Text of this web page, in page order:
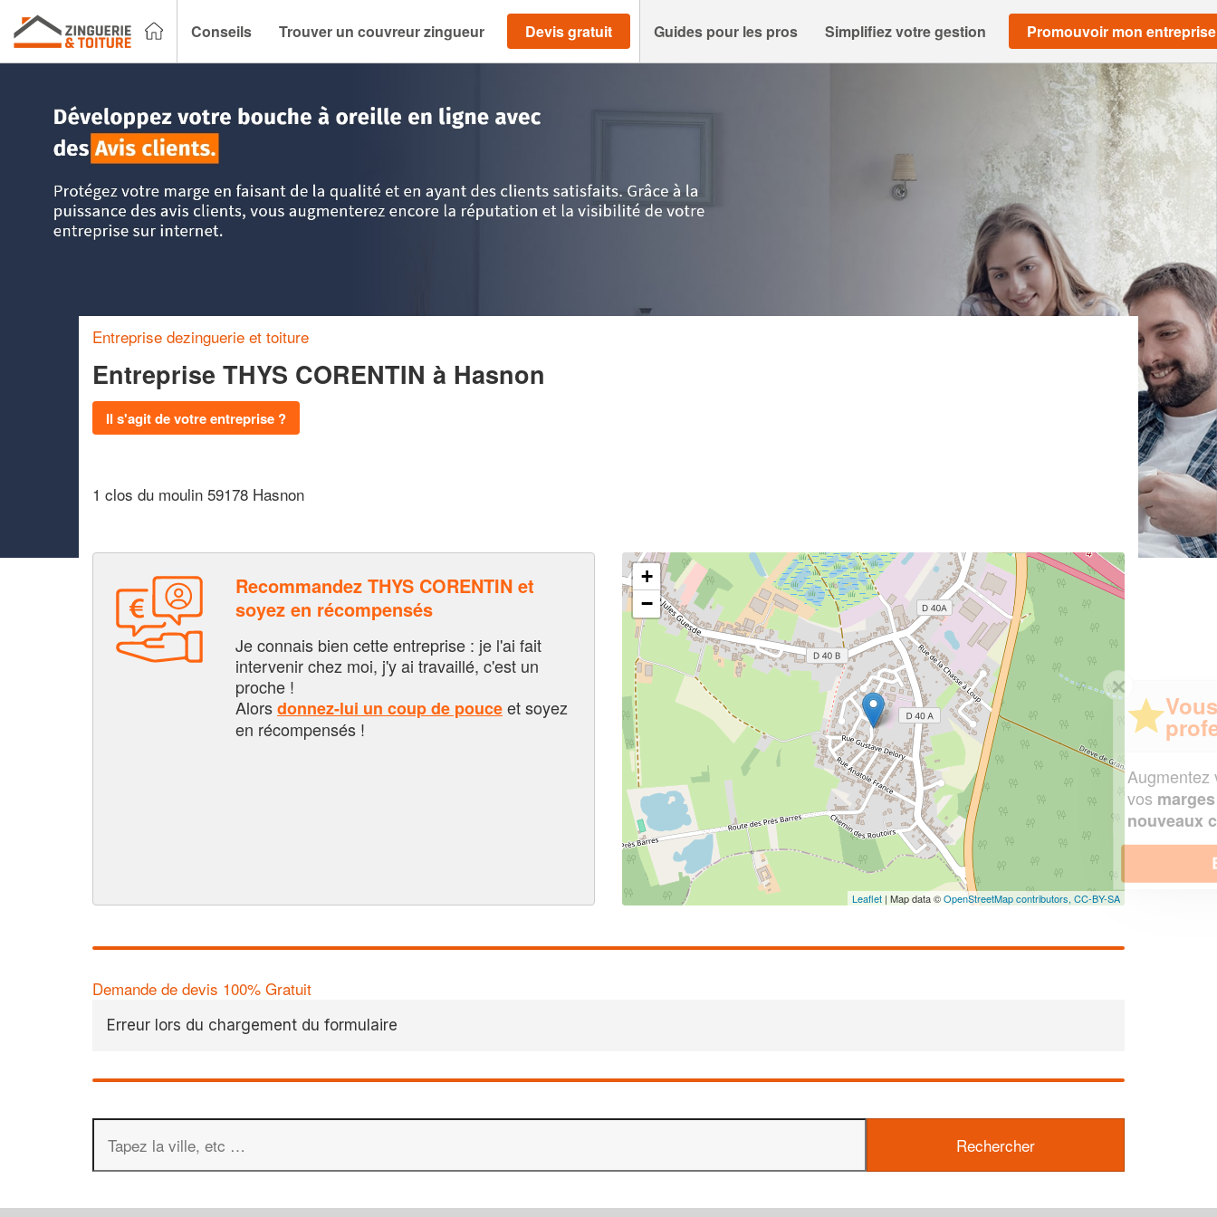
Conseils Trouver un couvreur zingueur Devis gratuit Guides pour les pros Simplifiez votre gestion Promouvoir mon entreprise
Entreprise dezinguerie et toiture
Entreprise THYS CORENTIN à Hasnon
Il s'agit de votre entreprise ?
1 clos du moulin 59178 Hasnon
Recommandez THYS CORENTIN et
soyez en récompensés
Je connais bien cette entreprise : je l'ai fait
intervenir chez moi, j'y ai travaillé, c'est un
proche !
Alorsdonnez-lui un coup de pouceet soyez
en récompensés !
+
−
Leaflet | Map data ©OpenStreetMap contributors, CC-BY-SA
Demande de devis 100% Gratuit
Erreur lors du chargement du formulaire
✕
Vous êtes un
professionnel ?
Augmentez votre chiffre d'affaireset
vos marges
tout en gagnant de
nouveaux clients !
En savoir plus